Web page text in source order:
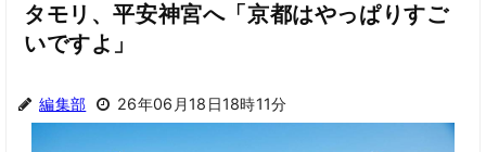
タモリ、平安神宮へ「京都はやっぱりすご
いですよ」
編集部 26年06月18日18時11分